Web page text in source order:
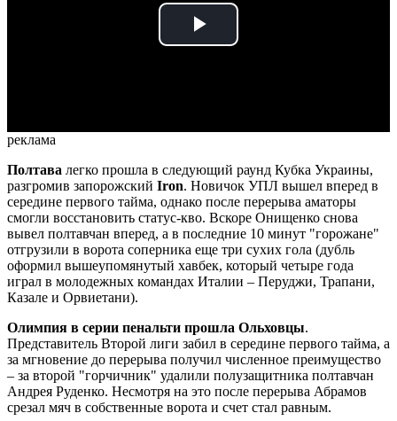
Play
реклама
Полтава легко прошла в следующий раунд Кубка Украины,
разгромив запорожский Iron. Новичок УПЛ вышел вперед в
середине первого тайма, однако после перерыва аматоры
смогли восстановить статус-кво. Вскоре Онищенко снова
вывел полтавчан вперед, а в последние 10 минут "горожане"
отгрузили в ворота соперника еще три сухих гола (дубль
оформил вышеупомянутый хавбек, который четыре года
играл в молодежных командах Италии – Перуджи, Трапани,
Казале и Орвиетани).
Олимпия в серии пенальти прошла Ольховцы.
Представитель Второй лиги забил в середине первого тайма, а
за мгновение до перерыва получил численное преимущество
– за второй "горчичник" удалили полузащитника полтавчан
Андрея Руденко. Несмотря на это после перерыва Абрамов
срезал мяч в собственные ворота и счет стал равным.